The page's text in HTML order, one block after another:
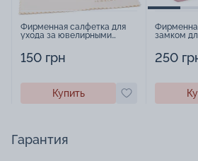
Фирменная салфетка для
ухода за ювелирными
150 грн
Купить
замком
250
Гарантия